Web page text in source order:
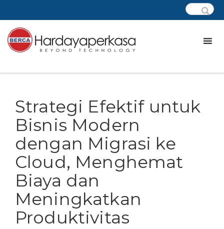
Strategi Efektif untuk
Bisnis Modern
dengan Migrasi ke
Cloud, Menghemat
Biaya dan
Meningkatkan
Produktivitas